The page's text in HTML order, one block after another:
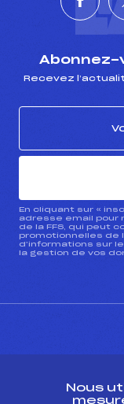
Abonnez-
Recevez
En cliquant sur «
adresse email pour
de la FFS, qui peut
promotionnelles de
d’informations sur
la gestion de vos
Nous